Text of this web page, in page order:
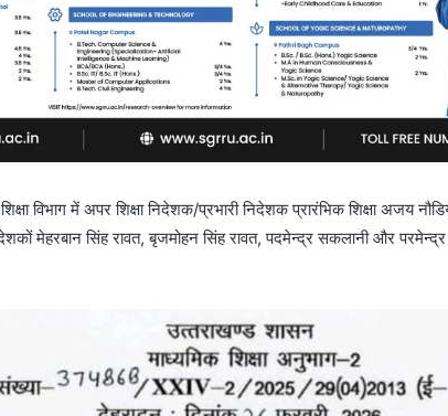
विभाग में अपर शिक्षा निदेशक/प्रभारी निदेशक प्रारंभिक शिक्षा अजय
मेहरबान सिंह रावत, बृजमोहन सिंह रावत, पदमेन्द्र सकलानी और